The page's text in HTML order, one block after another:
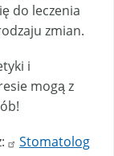
do leczenia
zmian.
i
mogą z
Stomatolog